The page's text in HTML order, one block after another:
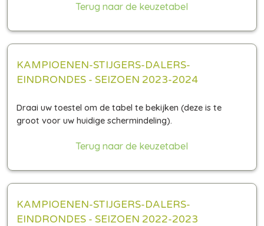
Terug naar de keuzetabel
KAMPIOENEN-STIJGERS-DALERS-
EINDRONDES - SEIZOEN 2023-2024
Terug naar de keuzetabel
KAMPIOENEN-STIJGERS-DALERS-
EINDRONDES - SEIZOEN 2022-2023